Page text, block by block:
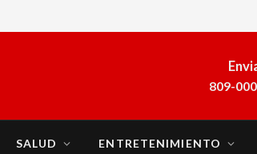
809-
SALUD ENTRETENIMIENTO